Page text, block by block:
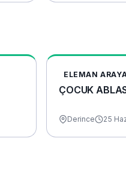
ELEMAN
ÇOCUK
Derince 25